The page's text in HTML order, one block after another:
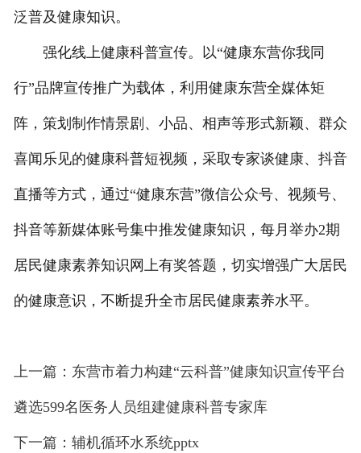
泛普及健康知识。
强化线上健康科普宣传。以“健康东营你我同
行”品牌宣传推广为载体，利用健康东营全媒体矩
阵，策划制作情景剧、小品、相声等形式新颖、群众
喜闻乐见的健康科普短视频，采取专家谈健康、抖音
直播等方式，通过“健康东营”微信公众号、视频号、
抖音等新媒体账号集中推发健康知识，每月举办2期
居民健康素养知识网上有奖答题，切实增强广大居民
的健康意识，不断提升全市居民健康素养水平。
上一篇：东营市着力构建“云科普”健康知识宣传平台
遴选599名医务人员组建健康科普专家库
下一篇：辅机循环水系统pptx